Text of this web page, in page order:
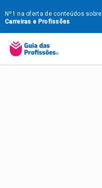
para
o
conteúdo
Nº1 na oferta de conteúdos sobre
Carreiras e Profissões